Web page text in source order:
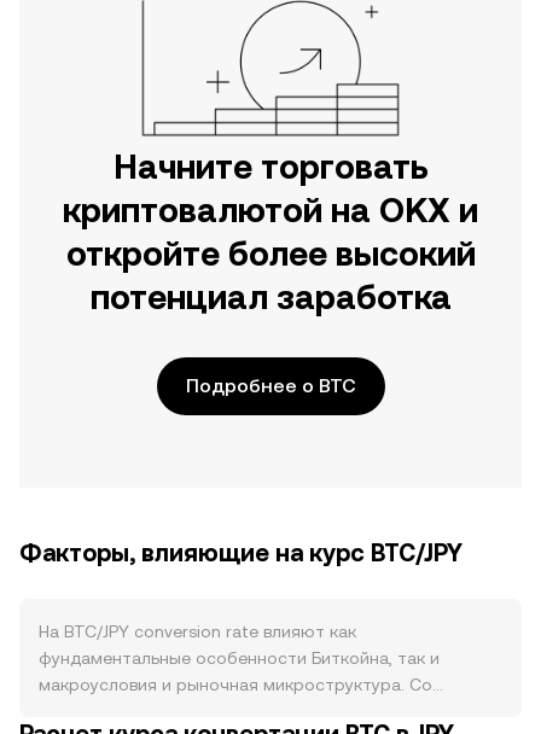
Начните торговать
криптовалютой на OKX и
откройте более высокий
потенциал заработка
Подробнее о BTC
Факторы, влияющие на курс BTC/JPY
На BTC/JPY conversion rate влияют как
фундаментальные особенности Биткойна, так и
макроусловия и рыночная микроструктура. Со